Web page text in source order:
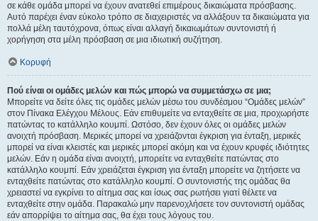
σε κάθε ομάδα μπορεί να έχουν ανατεθεί επιμέρους δικαιώματα πρόσβασης.
Αυτό παρέχει έναν εύκολο τρόπο σε διαχειριστές να αλλάξουν τα δικαιώματα για
πολλά μέλη ταυτόχρονα, όπως είναι αλλαγή δικαιωμάτων συντονιστή ή
χορήγηση στα μέλη πρόσβαση σε μια ιδιωτική συζήτηση.
Κορυφή
Πού είναι οι ομάδες μελών και πώς μπορώ να συμμετάσχω σε μια;
Μπορείτε να δείτε όλες τις ομάδες μελών μέσω του συνδέσμου “Ομάδες μελών”
στον Πίνακα Ελέγχου Μέλους. Εάν επιθυμείτε να ενταχθείτε σε μια, προχωρήστε
πατώντας το κατάλληλο κουμπί. Ωστόσο, δεν έχουν όλες οι ομάδες μελών
ανοιχτή πρόσβαση. Μερικές μπορεί να χρειάζονται έγκριση για ένταξη, μερικές
μπορεί να είναι κλειστές και μερικές μπορεί ακόμη και να έχουν κρυφές ιδιότητες
μελών. Εάν η ομάδα είναι ανοιχτή, μπορείτε να ενταχθείτε πατώντας στο
κατάλληλο κουμπί. Εάν χρειάζεται έγκριση για ένταξη μπορείτε να ζητήσετε να
ενταχθείτε πατώντας στο κατάλληλο κουμπί. Ο συντονιστής της ομάδας θα
χρειαστεί να εγκρίνει το αίτημα σας και ίσως σας ρωτήσει γιατί θέλετε να
ενταχθείτε στην ομάδα. Παρακαλώ μην παρενοχλήσετε τον συντονιστή ομάδας
εάν απορρίψει το αίτημα σας, θα έχει τους λόγους του.